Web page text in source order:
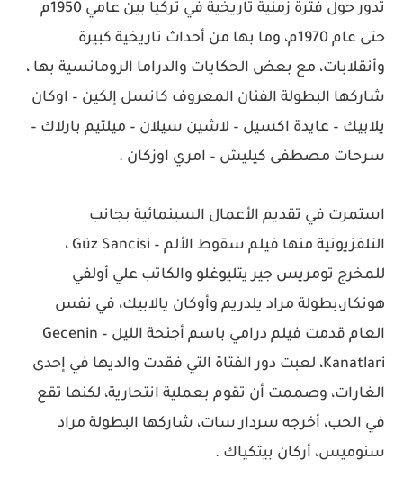
تدور حول فترة زمنية تاريخية في تركيا بين عامي 1950م
حتى عام 1970م، وما بها من أحداث تاريخية كبيرة
وأنقلابات، مع بعض الحكايات والدراما الرومانسية بها ،
شاركها البطولة الفنان المعروف كانسل إلكين – اوكان
يلابيك – عايدة اكسيل – لاشين سيلان – ميلتيم بارلاك –
سرحات مصطفى كيليش – امري اوزكان .
استمرت في تقديم الأعمال السينمائية بجانب
التلفزيونية منها فيلم سقوط الألم – Güz Sancisi ،
للمخرج تومريس جير يتليوغلو والكاتب علي أولفي
هونكار،بطولة مراد يلدريم وأوكان يالابيك، في نفس
العام قدمت فيلم درامي باسم أجنحة الليل – Gecenin
Kanatlari، لعبت دور الفتاة التي فقدت والديها في إحدى
الغارات، وصممت أن تقوم بعملية انتحارية، لكنها تقع
في الحب، أخرجه سردار سات، شاركها البطولة مراد
سنوميس، أركان بيتكياك .